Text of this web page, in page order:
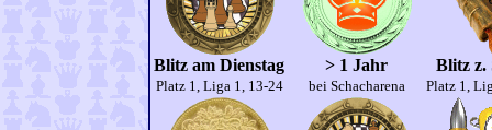
Blitz am Dienstag
Platz 1, Liga 1, 13-24
> 1 Jahr
bei Schacharena
Blitz z.
Platz 1,